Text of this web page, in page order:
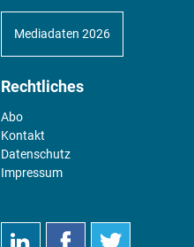
Mediadaten 2026
Rechtliches
Abo
Kontakt
Datenschutz
Impressum